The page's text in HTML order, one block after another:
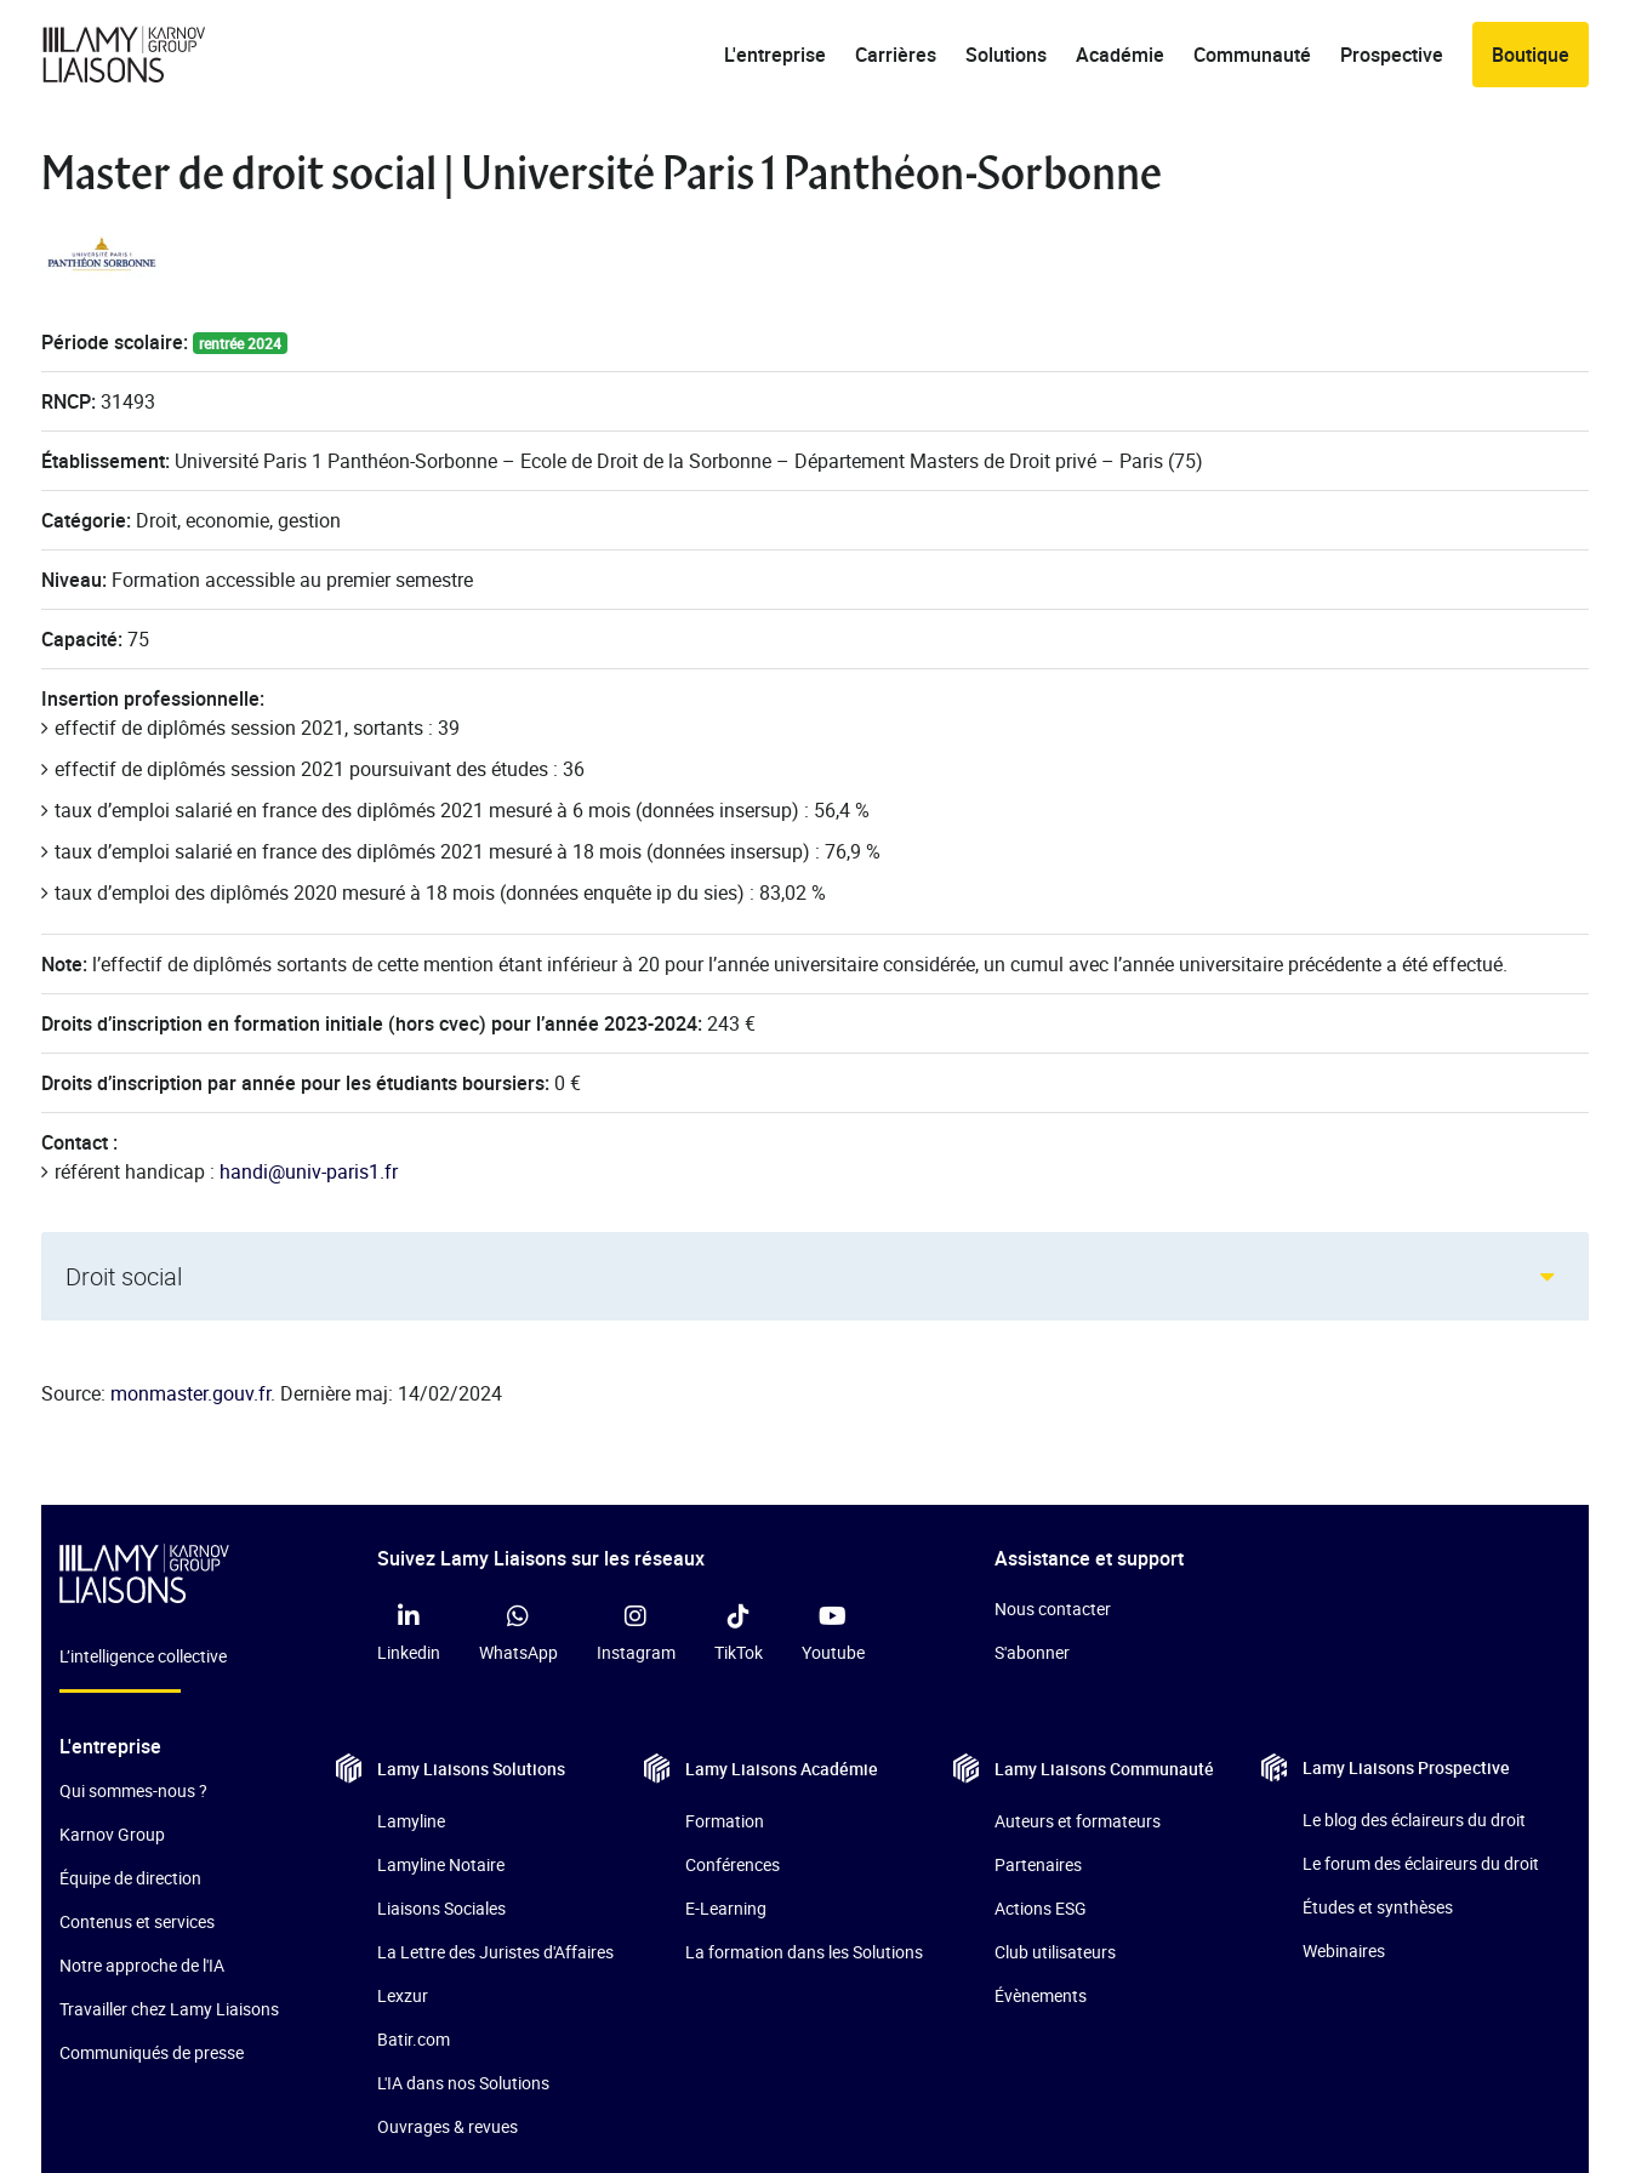
L'entreprise Carrières Solutions Académie Communauté Prospective Boutique
Master de droit social | Université Paris 1 Panthéon-Sorbonne
Période scolaire: rentrée 2024
RNCP: 31493
Établissement: Université Paris 1 Panthéon-Sorbonne – Ecole de Droit de la Sorbonne – Département Masters de Droit privé – Paris (75)
Catégorie: Droit, economie, gestion
Niveau: Formation accessible au premier semestre
Capacité: 75
Insertion professionnelle:
effectif de diplômés session 2021, sortants : 39
effectif de diplômés session 2021 poursuivant des études : 36
taux d’emploi salarié en france des diplômés 2021 mesuré à 6 mois (données insersup) : 56,4 %
taux d’emploi salarié en france des diplômés 2021 mesuré à 18 mois (données insersup) : 76,9 %
taux d’emploi des diplômés 2020 mesuré à 18 mois (données enquête ip du sies) : 83,02 %
Note: l’effectif de diplômés sortants de cette mention étant inférieur à 20 pour l’année universitaire considérée, un cumul avec l’année universitaire précédente a été effectué.
Droits d’inscription en formation initiale (hors cvec) pour l’année 2023-2024: 243 €
Droits d’inscription par année pour les étudiants boursiers: 0 €
Contact :
référent handicap : handi@univ-paris1.fr
Droit social
Source: monmaster.gouv.fr. Dernière maj: 14/02/2024
L’intelligence collective
L'entreprise
Qui sommes-nous ?
Karnov Group
Équipe de direction
Contenus et services
Notre approche de l'IA
Travailler chez Lamy Liaisons
Communiqués de presse
Suivez Lamy Liaisons sur les réseaux
Linkedin WhatsApp Instagram TikTok Youtube
Assistance et support
Nous contacter
S'abonner
Lamy LiaisonsSolutions
Lamyline
Lamyline Notaire
Liaisons Sociales
La Lettre des Juristes d'Affaires
Lexzur
Batir.com
L'IA dans nos Solutions
Ouvrages & revues
Lamy LiaisonsAcadémie
Formation
Conférences
E-Learning
La formation dans les Solutions
Lamy LiaisonsCommunauté
Auteurs et formateurs
Partenaires
Actions ESG
Club utilisateurs
Évènements
Lamy Liaisons Prospective
Le blog des éclaireurs du droit
Le forum des éclaireurs du droit
Études et synthèses
Webinaires